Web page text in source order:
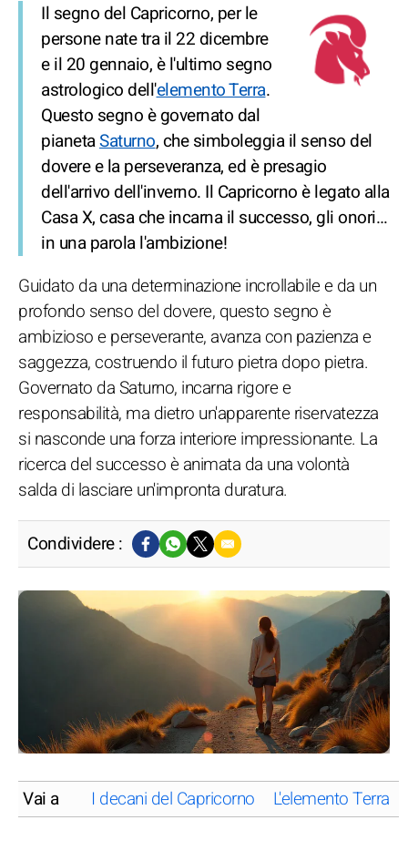
Il segno del Capricorno, per le
persone nate tra il 22 dicembre
e il 20 gennaio, è l'ultimo segno
astrologico dell'elemento Terra.
Questo segno è governato dal
pianetaSaturno, che simboleggia il senso del
dovere e la perseveranza, ed è presagio
dell'arrivo dell'inverno. Il Capricorno è legato alla
Casa X, casa che incarna il successo, gli onori…
in una parola l'ambizione!
Guidato da una determinazione incrollabile e da un
profondo senso del dovere, questo segno è
ambizioso e perseverante, avanza con pazienza e
saggezza, costruendo il futuro pietra dopo pietra.
Governato da Saturno, incarna rigore e
responsabilità, ma dietro un'apparente riservatezza
si nasconde una forza interiore impressionante. La
ricerca del successo è animata da una volontà
salda di lasciare un'impronta duratura.
Condividere :
Vai a I decani del Capricorno L'elemento Terra